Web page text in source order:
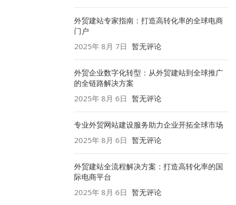
外贸建站专家指南：打造高转化率的全球电商
门户
2025年 8月 7日 暂无评论
外贸企业数字化转型：从外贸建站到全球推广
的全链路解决方案
2025年 8月 6日 暂无评论
专业外贸网站建设服务助力企业开拓全球市场
2025年 8月 6日 暂无评论
外贸建站全流程解决方案：打造高转化率的国
际电商平台
2025年 8月 6日 暂无评论